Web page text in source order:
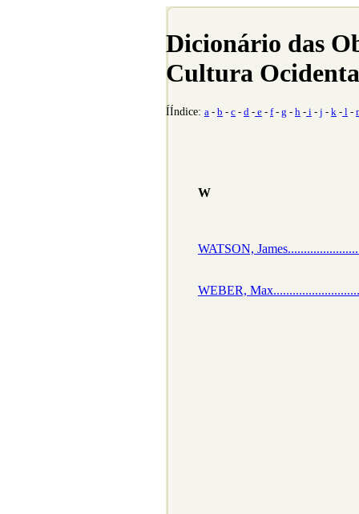
Dicionário das
Cultura
ÍÍndice: a - b - c - d - e - f- g - h - i - j - k - l -
W
WATSON,
WEBER,